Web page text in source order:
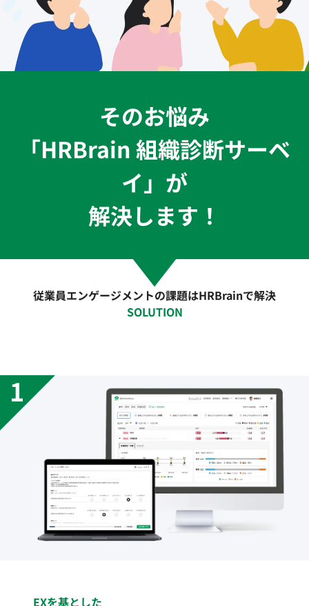
そのお悩み
「HRBrain 組織診断サーベ
イ」が
解決します！
従業員エンゲージメントの課題はHRBrainで解決
SOLUTION
EXを基とした